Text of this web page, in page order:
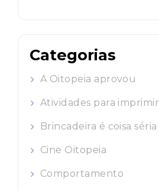
Categorias
A Oitopeia aprovou
Atividades para imprimir
Brincadeira é coisa séria
Cine Oitopeia
Comportamento